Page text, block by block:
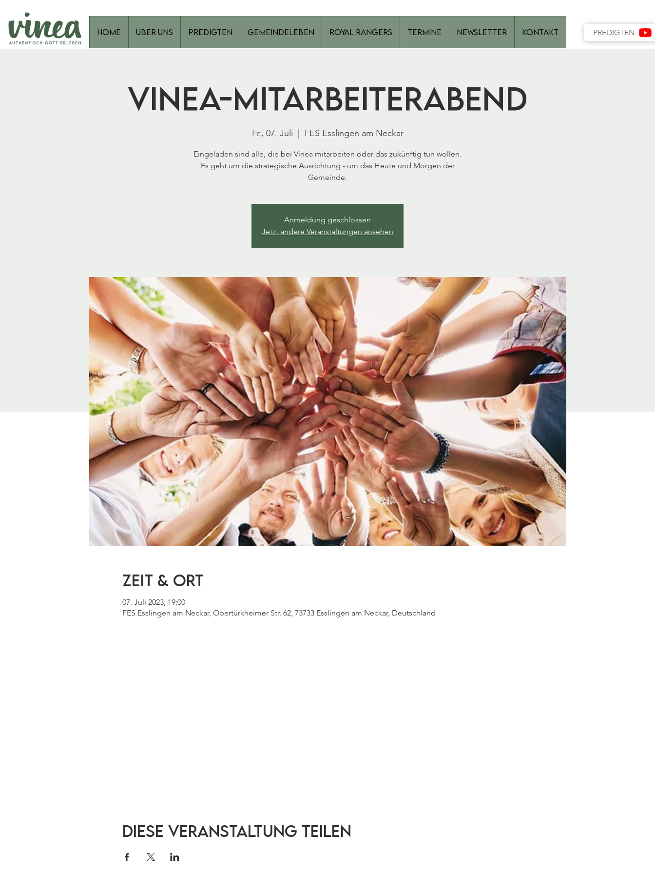
Home Über Uns Predigten Gemeindeleben Royal Rangers Termine Newsletter Kontakt PREDIGTEN
Vinea-Mitarbeiterabend
Fr., 07. Juli FES Esslingen am Neckar
Eingeladen sind alle, die bei Vinea mitarbeiten oder das zukünftig tun wollen.
Es geht um die strategische Ausrichtung - um das Heute und Morgen der
Gemeinde.
Anmeldung geschlossen
Jetzt andere Veranstaltungen ansehen
Zeit & Ort
07. Juli 2023, 19:00
FES Esslingen am Neckar, Obertürkheimer Str. 62, 73733 Esslingen am Neckar, Deutschland
Diese Veranstaltung teilen